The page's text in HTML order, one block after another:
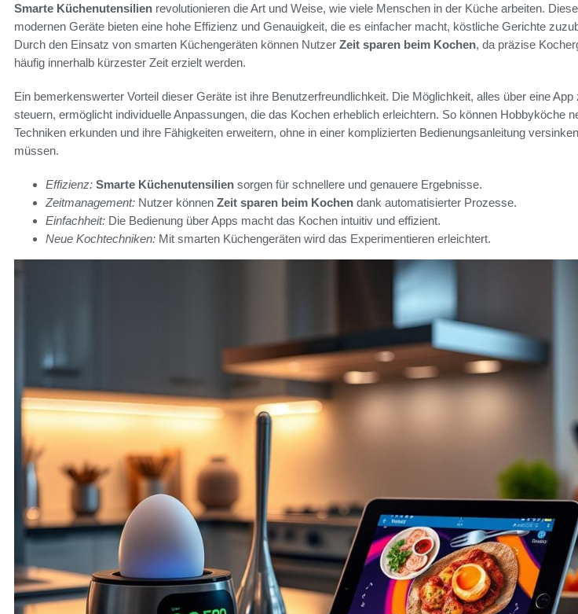
Smarte Küchenutensilien revolutionieren die Art und Weise, wie viele Menschen in der Küche arbeiten. Diese
modernen Geräte bieten eine hohe Effizienz und Genauigkeit, die es einfacher macht, köstliche Gerichte
Durch den Einsatz von smarten Küchengeräten können Nutzer Zeit sparen beim Kochen, da präzise
häufig innerhalb kürzester Zeit erzielt werden.
Ein bemerkenswerter Vorteil dieser Geräte ist ihre Benutzerfreundlichkeit. Die Möglichkeit, alles über eine App
steuern, ermöglicht individuelle Anpassungen, die das Kochen erheblich erleichtern. So können Hobbyköche
Techniken erkunden und ihre Fähigkeiten erweitern, ohne in einer komplizierten Bedienungsanleitung
müssen.
Effizienz: Smarte Küchenutensilien sorgen für schnellere und genauere Ergebnisse.
Zeitmanagement: Nutzer können Zeit sparen beim Kochen dank automatisierter Prozesse.
Einfachheit: Die Bedienung über Apps macht das Kochen intuitiv und effizient.
Neue Kochtechniken: Mit smarten Küchengeräten wird das Experimentieren erleichtert.